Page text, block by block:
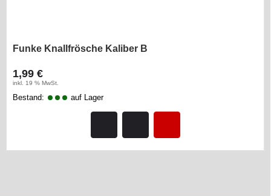
Funke Knallfrösche Kaliber B
1,99 €
inkl. 19 % MwSt.
Bestand: auf Lager